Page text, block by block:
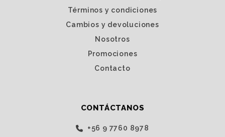
Términos y condiciones
Cambios y devoluciones
Nosotros
Promociones
Contacto
CONTÁCTANOS
‭+56 9 7760 8978‬